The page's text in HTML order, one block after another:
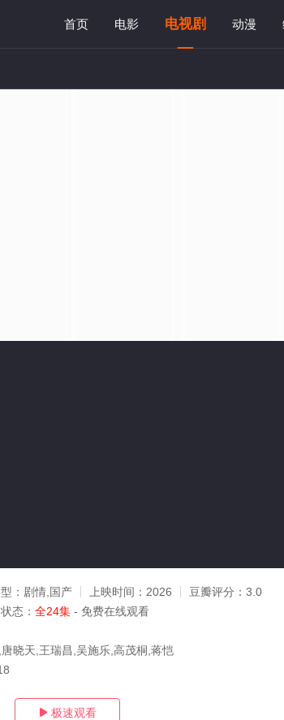
首页 电影 电视剧 动漫
： 剧情,国产 上映时间： 2026 豆瓣评分： 3.0
状态： 全24集 - 免费在线观看
晓天,王瑞昌,吴施乐,高茂桐,蒋恺
 极速观看